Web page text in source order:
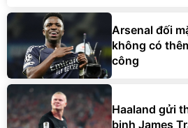
Arsenal đối
không có
công
Haaland gửi
binh James